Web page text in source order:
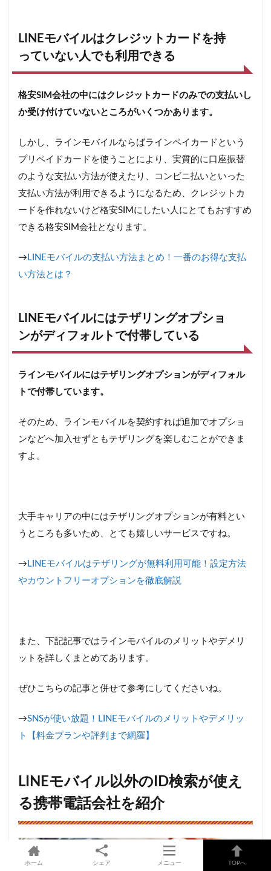
LINEモバイルはクレジットカードを持
っていない人でも利用できる
格安SIM会社の中にはクレジットカードのみでの支払いし
か受け付けていないところがいくつかあります。
しかし、ラインモバイルならばラインペイカードという
プリペイドカードを使うことにより、実質的に口座振替
のような支払い方法が使えたり、コンビニ払いといった
支払い方法が利用できるようになるため、クレジットカ
ードを作れないけど格安SIMにしたい人にとてもおすすめ
できる格安SIM会社となります。
→ LINEモバイルの支払い方法まとめ！一番のお得な支払
い方法とは？
LINEモバイルにはテザリングオプショ
ンがディフォルトで付帯している
ラインモバイルにはテザリングオプションがディフォル
トで付帯しています。
そのため、ラインモバイルを契約すれば追加でオプショ
ンなどへ加入せずともテザリングを楽しむことができま
すよ。
大手キャリアの中にはテザリングオプションが有料とい
うところも多いため、とても嬉しいサービスですね。
→ LINEモバイルはテザリングが無料利用可能！設定方法
やカウントフリーオプションを徹底解説
また、下記記事ではラインモバイルのメリットやデメリ
ットを詳しくまとめてあります。
ぜひこちらの記事と併せて参考にしてくださいね。
→SNSが使い放題！LINEモバイルのメリットやデメリッ
ト【料金プランや評判まで網羅】
LINEモバイル以外のID検索が使え
る携帯電話会社を紹介
ホーム シェア メニュー TOPへ